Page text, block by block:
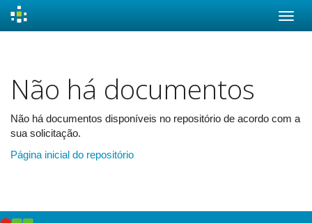
Não há documentos
Não há documentos disponíveis no repositório de acordo com a
sua solicitação.
Página inicial do repositório